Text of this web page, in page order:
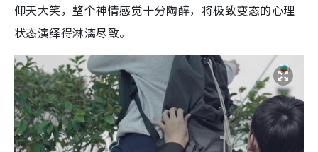
仰天大笑，整个神情感觉十分陶醉，将极致变态的心理
状态演绎得淋漓尽致。